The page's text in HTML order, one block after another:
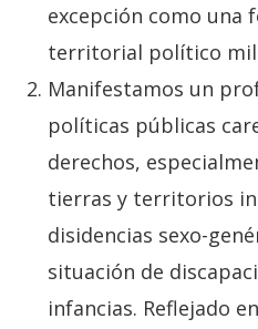
excepción como una
territorial político
Manifestamos un
políticas públicas
derechos,
tierras y territorios
disidencias sexo-
situación de
infancias. Reflejado